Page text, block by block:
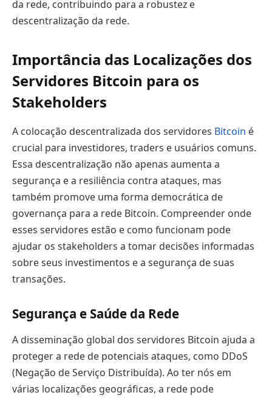
da rede, contribuindo para a robustez e
descentralização da rede.
Importância das Localizações dos
Servidores Bitcoin para os
Stakeholders
A colocação descentralizada dos servidores Bitcoin é
crucial para investidores, traders e usuários comuns.
Essa descentralização não apenas aumenta a
segurança e a resiliência contra ataques, mas
também promove uma forma democrática de
governança para a rede Bitcoin. Compreender onde
esses servidores estão e como funcionam pode
ajudar os stakeholders a tomar decisões informadas
sobre seus investimentos e a segurança de suas
transações.
Segurança e Saúde da Rede
A disseminação global dos servidores Bitcoin ajuda a
proteger a rede de potenciais ataques, como DDoS
(Negação de Serviço Distribuída). Ao ter nós em
várias localizações geográficas, a rede pode